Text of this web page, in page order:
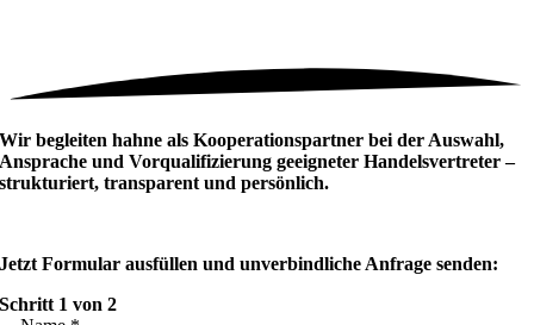
Wir begleiten hahne als Kooperationspartner bei der Auswahl,
Ansprache und Vorqualifizierung geeigneter Handelsvertreter –
strukturiert, transparent und persönlich.
Jetzt Formular ausfüllen und unverbindliche Anfrage senden:
Schritt 1 von 2